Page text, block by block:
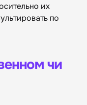
их
по
чи